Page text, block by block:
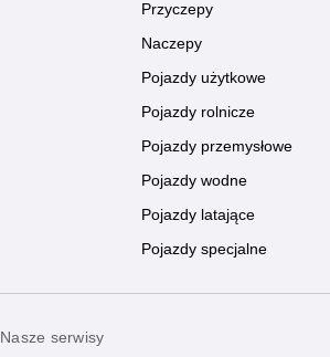
Przyczepy
Naczepy
Pojazdy użytkowe
Pojazdy rolnicze
Pojazdy przemysłowe
Pojazdy wodne
Pojazdy latające
Pojazdy specjalne
Nasze serwisy